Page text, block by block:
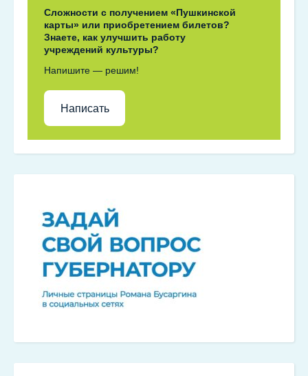
Сложности с получением «Пушкинской
карты» или приобретением билетов?
Знаете, как улучшить работу
учреждений культуры?
Напишите — решим!
Написать